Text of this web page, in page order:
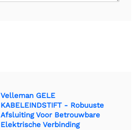
Velleman GELE
KABELEINDSTIFT - Robuuste
Afsluiting Voor Betrouwbare
Elektrische Verbinding